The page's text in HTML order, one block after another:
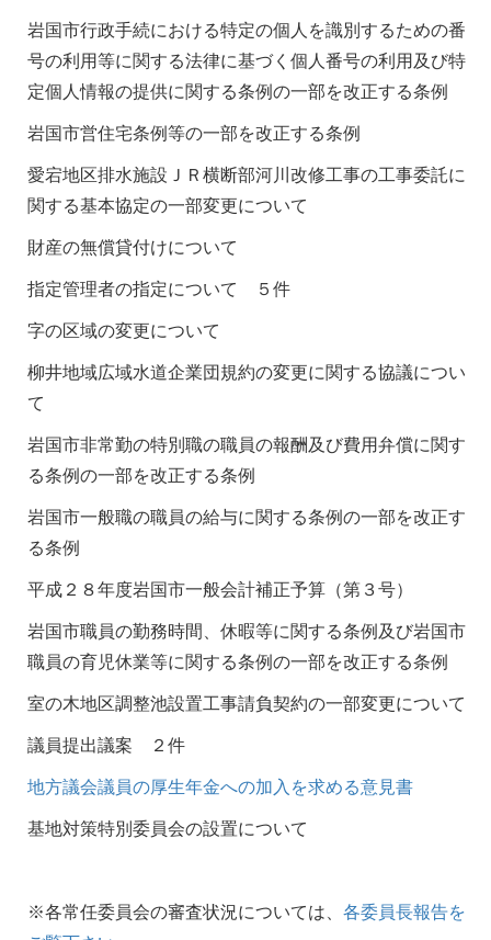
岩国市行政手続における特定の個人を識別するための番
号の利用等に関する法律に基づく個人番号の利用及び特
定個人情報の提供に関する条例の一部を改正する条例
岩国市営住宅条例等の一部を改正する条例
愛宕地区排水施設ＪＲ横断部河川改修工事の工事委託に
関する基本協定の一部変更について
財産の無償貸付けについて
指定管理者の指定について ５件
字の区域の変更について
柳井地域広域水道企業団規約の変更に関する協議につい
て
岩国市非常勤の特別職の職員の報酬及び費用弁償に関す
る条例の一部を改正する条例
岩国市一般職の職員の給与に関する条例の一部を改正す
る条例
平成２８年度岩国市一般会計補正予算（第３号）
岩国市職員の勤務時間、休暇等に関する条例及び岩国市
職員の育児休業等に関する条例の一部を改正する条例
室の木地区調整池設置工事請負契約の一部変更について
議員提出議案 ２件
地方議会議員の厚生年金への加入を求める意見書
基地対策特別委員会の設置について
※各常任委員会の審査状況については、 各委員長報告を